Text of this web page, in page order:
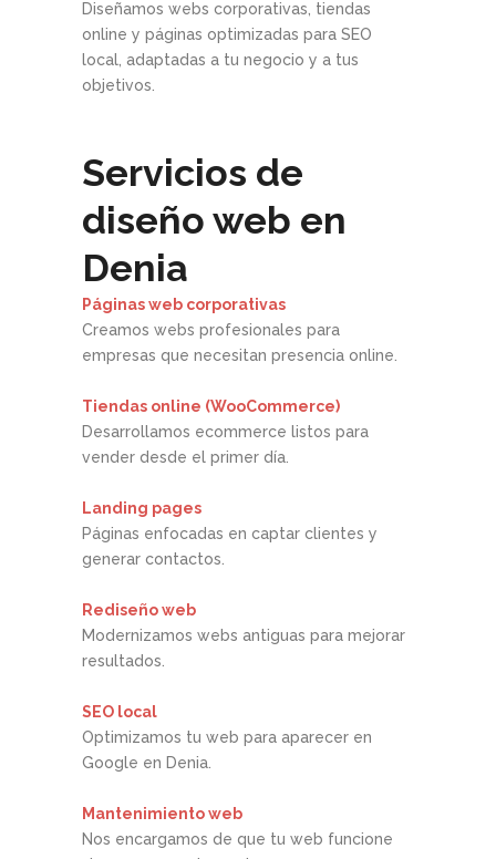
Diseñamos webs corporativas, tiendas
online y páginas optimizadas para SEO
local, adaptadas a tu negocio y a tus
objetivos.
Servicios de
diseño web en
Denia
Páginas web corporativas
Creamos webs profesionales para
empresas que necesitan presencia online.
Tiendas online (WooCommerce)
Desarrollamos ecommerce listos para
vender desde el primer día.
Landing pages
Páginas enfocadas en captar clientes y
generar contactos.
Rediseño web
Modernizamos webs antiguas para mejorar
resultados.
SEO local
Optimizamos tu web para aparecer en
Google en Denia.
Mantenimiento web
Nos encargamos de que tu web funcione